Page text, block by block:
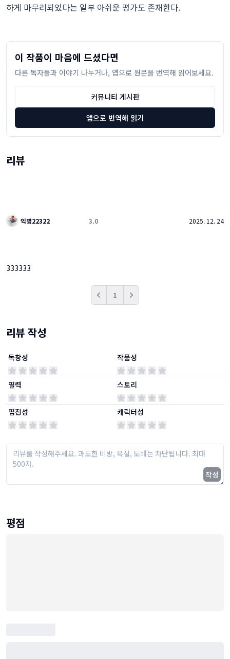
하게 마무리되었다는 일부 아쉬운 평가도 존재한다.
이 작품이 마음에 드셨다면
다른 독자들과 이야기 나누거나, 앱으로 원문을 번역해 읽어보세요.
커뮤니티 게시판
앱으로 번역해 읽기
리뷰
익명22322 3.0 2025. 12. 24
333333
Prev 1 Next
리뷰 작성
독창성
필력
핍진성
작품성
스토리
캐릭터성
작성
평점